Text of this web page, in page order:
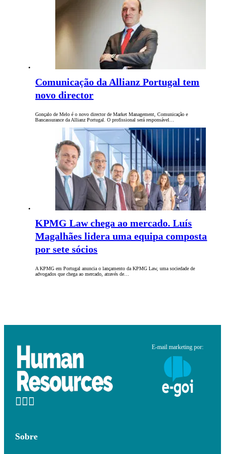
Comunicação da Allianz Portugal tem
novo director
Gonçalo de Melo é o novo director de Market Management, Comunicação e
Bancassurance da Allianz Portugal. O profissional será responsável…
KPMG Law chega ao mercado. Luís
Magalhães lidera uma equipa composta
por sete sócios
A KPMG em Portugal anuncia o lançamento da KPMG Law, uma sociedade de
advogados que chega ao mercado, através de…
E-mail marketing por:
Sobre